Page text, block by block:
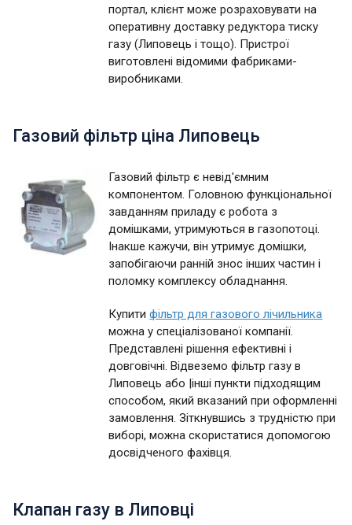
портал, клієнт може розраховувати на
оперативну доставку редуктора тиску
газу (Липовець і тощо). Пристрої
виготовлені відомими фабриками-
виробниками.
Газовий фільтр ціна Липовець
Газовий фільтр є невід'ємним
компонентом. Головною функціональної
завданням приладу є робота з
домішками, утримуються в газопотоці.
Інакше кажучи, він утримує домішки,
запобігаючи ранній знос інших частин і
поломку комплексу обладнання.
Купитифільтр для газового лічильника
можна у спеціалізованої компанії.
Представлені рішення ефективні і
довговічні. Відвеземо фільтр газу в
Липовець або |інші пункти підходящим
способом, який вказаний при оформленні
замовлення. Зіткнувшись з трудністю при
виборі, можна скористатися допомогою
досвідченого фахівця.
Клапан газу в Липовці